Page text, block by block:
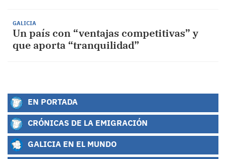
GALICIA
Un país con “ventajas competitivas” y
que aporta “tranquilidad”
EN PORTADA
CRÓNICAS DE LA EMIGRACIÓN
GALICIA EN EL MUNDO